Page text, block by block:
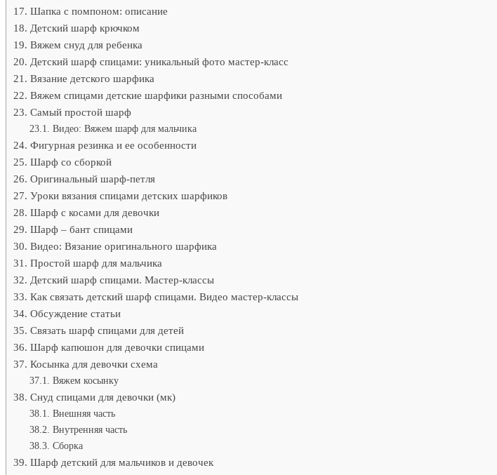
Шапка с помпоном: описание
Детский шарф крючком
Вяжем снуд для ребенка
Детский шарф спицами: уникальный фото мастер-класс
Вязание детского шарфика
Вяжем спицами детские шарфики разными способами
Самый простой шарф
Видео: Вяжем шарф для мальчика
Фигурная резинка и ее особенности
Шарф со сборкой
Оригинальный шарф-петля
Уроки вязания спицами детских шарфиков
Шарф с косами для девочки
Шарф – бант спицами
Видео: Вязание оригинального шарфика
Простой шарф для мальчика
Детский шарф спицами. Мастер-классы
Как связать детский шарф спицами. Видео мастер-классы
Обсуждение статьи
Связать шарф спицами для детей
Шарф капюшон для девочки спицами
Косынка для девочки схема
Вяжем косынку
Снуд спицами для девочки (мк)
Внешняя часть
Внутренняя часть
Сборка
Шарф детский для мальчиков и девочек